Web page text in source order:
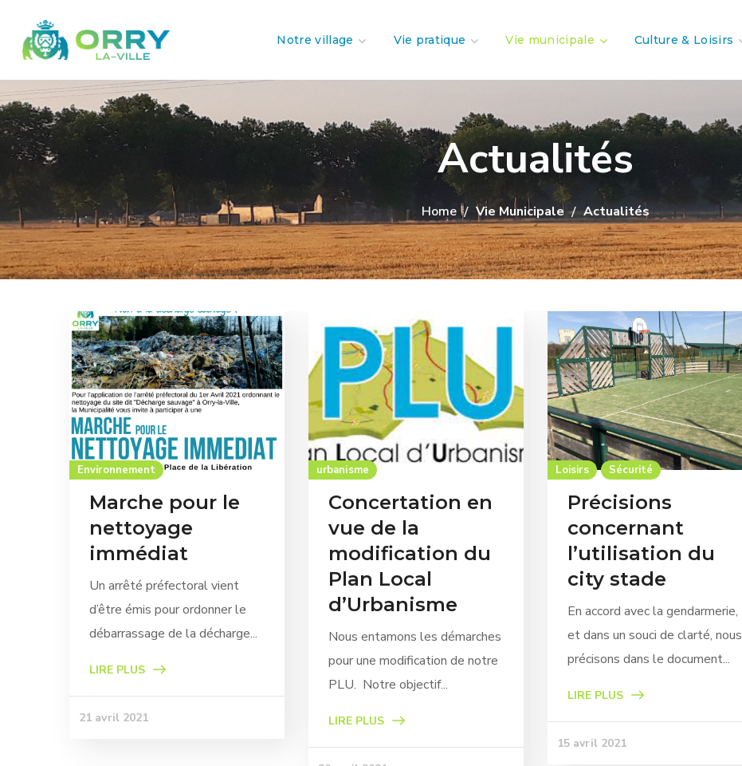
Notre village Vie pratique Vie municipale Culture & Loisirs
Actualités
Home Vie Municipale Actualités
Environnement
Marche pour le
nettoyage
immédiat
Un arrêté préfectoral vient
d’être émis pour ordonner le
débarrassage de la décharge...
LIRE PLUS
21 avril 2021
urbanisme
Concertation en
vue de la
modification du
Plan Local
d’Urbanisme
Nous entamons les démarches
pour une modification de notre
PLU. Notre objectif...
LIRE PLUS
Loisirs Sécurité
Précisions
concernant
l’utilisation du
city stade
En accord avec la gendarmerie,
et dans un souci de clarté, nous
précisons dans le document...
LIRE PLUS
15 avril 2021